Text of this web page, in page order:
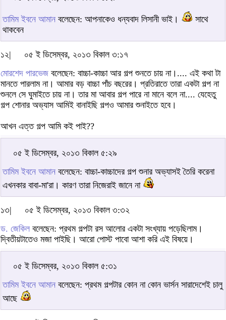
তামিম ইবনে আমান বলেছেন: আপনাকেও ধন্যবাদ লিসানী ভাই।
সাথে
থাকবেন
১২|
০৫ ই ডিসেম্বর, ২০১৩ বিকাল ৩:১৭
মোরশেদ পারভেজ বলেছেন: বাচ্চা-কাচ্চা আর গল্প শুনতে চায় না।.... এই কথা টা
মানতে পারলাম না। আমার বড় বাচ্চা পাঁচ বছরের। প্রতিরাতে তারা একটা গল্প না
শুনলে সে ঘুমাইতে চায় না। তার মা আবার গল্প পারে না মানে বলে না.... যেহেতু
গল্প শোনার অভ্যাস আমিই বানাইছি গল্পও আমার শুনাইতে হবে।
আখন এত্ত গল্প আমি কই পাই??
০৫ ই ডিসেম্বর, ২০১৩ বিকাল ৫:২৯
তামিম ইবনে আমান বলেছেন: বাচ্চা-কাচ্চাদের গল্প শুনার অভ্যাসই তৈরি করেনা
এখনকার বাবা-মা'রা। কারণ তারা নিজেরাই জানে না
১৩|
০৫ ই ডিসেম্বর, ২০১৩ বিকাল ৩:৩২
ড. জেকিল বলেছেন: প্রথম গল্পটা রস আলোর একটা সংখ্যায় পড়েছিলাম।
দ্বিতীয়টাতেও মজা পাইছি। আরো পোস্ট পাবো আশা করি এই বিষয়ে।
০৫ ই ডিসেম্বর, ২০১৩ বিকাল ৫:৩১
তামিম ইবনে আমান বলেছেন: প্রথম গল্পটার কোন না কোন ভার্সন সারাদেশেই চালু
আছে